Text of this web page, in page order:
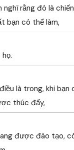
nghĩ rằng đó là
bạn có thể làm,
là trong, khi
thúc đẩy,
được đào tạo,